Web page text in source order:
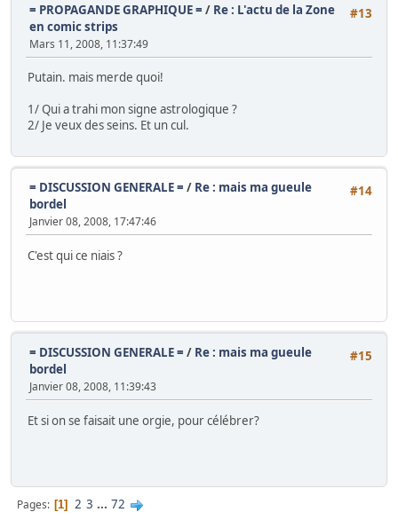
#13
= PROPAGANDE GRAPHIQUE = / Re : L'actu de la Zone
en comic strips
Mars 11, 2008, 11:37:49
Putain. mais merde quoi!
1/ Qui a trahi mon signe astrologique ?
2/ Je veux des seins. Et un cul.
#14
= DISCUSSION GENERALE = / Re : mais ma gueule
bordel
Janvier 08, 2008, 17:47:46
C'est qui ce niais ?
#15
= DISCUSSION GENERALE = / Re : mais ma gueule
bordel
Janvier 08, 2008, 11:39:43
Et si on se faisait une orgie, pour célébrer?
Pages 1 2 3 ... 72